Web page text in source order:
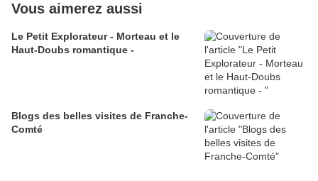
Vous aimerez aussi
Le Petit Explorateur - Morteau et le
Haut-Doubs romantique -
Blogs des belles visites de Franche-
Comté